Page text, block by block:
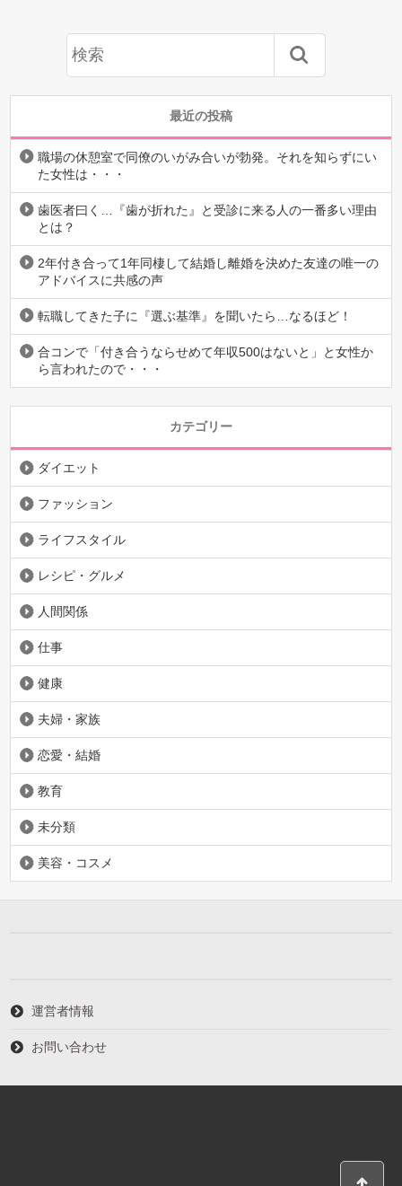
最近の投稿
職場の休憩室で同僚のいがみ合いが勃発。それを知らずにい
た女性は・・・
歯医者曰く…『歯が折れた』と受診に来る人の一番多い理由
とは？
2年付き合って1年同棲して結婚し離婚を決めた友達の唯一の
アドバイスに共感の声
転職してきた子に『選ぶ基準』を聞いたら…なるほど！
合コンで「付き合うならせめて年収500はないと」と女性か
ら言われたので・・・
カテゴリー
ダイエット
ファッション
ライフスタイル
レシピ・グルメ
人間関係
仕事
健康
夫婦・家族
恋愛・結婚
教育
未分類
美容・コスメ
運営者情報
お問い合わせ